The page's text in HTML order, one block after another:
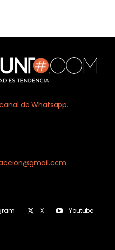
de Whatsapp.
X Youtube